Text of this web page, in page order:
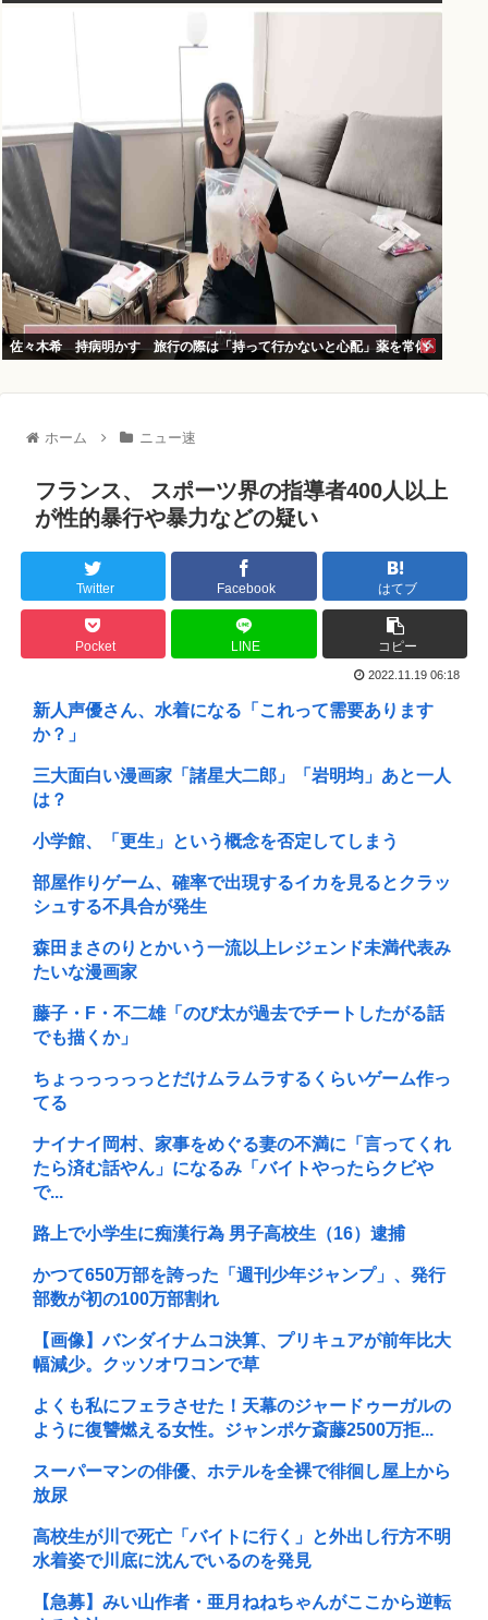
佐々木希 持病明かす 旅行の際は「持って行かないと心配」薬を常備
ホーム ニュー速
フランス、 スポーツ界の指導者400人以上
が性的暴行や暴力などの疑い
Twitter Facebook はてブ
Pocket LINE コピー
2022.11.19 06:18
新人声優さん、水着になる「これって需要あります
か？」
三大面白い漫画家「諸星大二郎」「岩明均」あと一人
は？
小学館、「更生」という概念を否定してしまう
部屋作りゲーム、確率で出現するイカを見るとクラッ
シュする不具合が発生
森田まさのりとかいう一流以上レジェンド未満代表み
たいな漫画家
藤子・F・不二雄「のび太が過去でチートしたがる話
でも描くか」
ちょっっっっっとだけムラムラするくらいゲーム作っ
てる
ナイナイ岡村、家事をめぐる妻の不満に「言ってくれ
たら済む話やん」になるみ「バイトやったらクビや
で...
路上で小学生に痴漢行為 男子高校生（16）逮捕
かつて650万部を誇った「週刊少年ジャンプ」、発行
部数が初の100万部割れ
【画像】バンダイナムコ決算、プリキュアが前年比大
幅減少。クッソオワコンで草
よくも私にフェラさせた！天幕のジャードゥーガルの
ように復讐燃える女性。ジャンポケ斎藤2500万拒...
スーパーマンの俳優、ホテルを全裸で徘徊し屋上から
放尿
高校生が川で死亡「バイトに行く」と外出し行方不明
水着姿で川底に沈んでいるのを発見
【急募】みい山作者・亜月ねねちゃんがここから逆転